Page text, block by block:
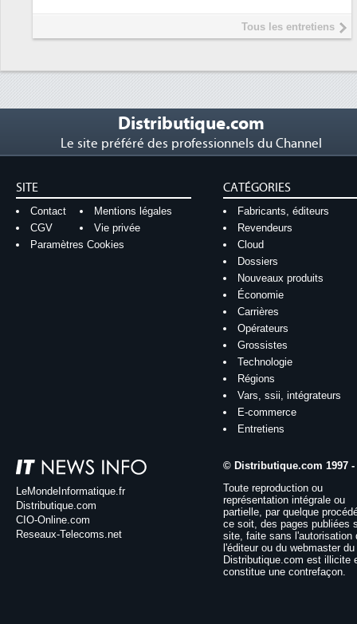
Tous les entretiens
Distributique.com
Le site préféré des professionnels du Channel
SITE
Contact
Mentions légales
CGV
Vie privée
Paramètres Cookies
CATÉGORIES
Fabricants, éditeurs
Revendeurs
Cloud
Dossiers
Nouveaux produits
Économie
Carrières
Opérateurs
Grossistes
Technologie
Régions
Vars, ssii, intégrateurs
E-commerce
Entretiens
LeMondeInformatique.fr
Distributique.com
CIO-Online.com
Reseaux-Telecoms.net
© Distributique.com 1997 -
Toute reproduction ou
représentation intégrale ou
partielle, par quelque
ce soit, des pages publiées
site, faite sans l'autorisation
l'éditeur ou du webmaster
Distributique.com est illicite
constitue une contrefaçon.